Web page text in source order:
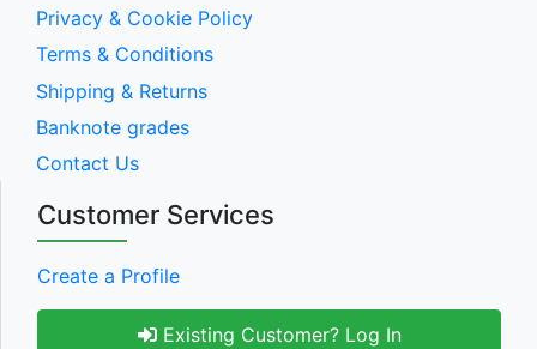
Privacy & Cookie Policy
Terms & Conditions
Shipping & Returns
Banknote grades
Contact Us
Customer Services
Create a Profile
Existing Customer? Log In